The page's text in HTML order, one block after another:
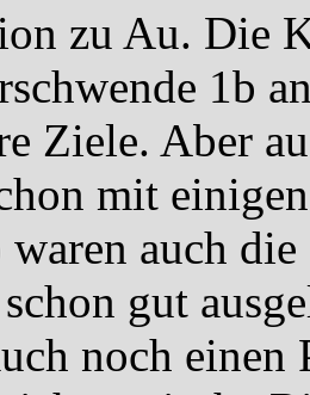
zu Au. Die
1b
Ziele. Aber
mit
waren auch
gut
noch